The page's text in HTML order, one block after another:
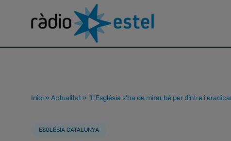
Inici » Actualitat » "L'Església s'ha de mirar bé per dintre i
ESGLÉSIA CATALUNYA